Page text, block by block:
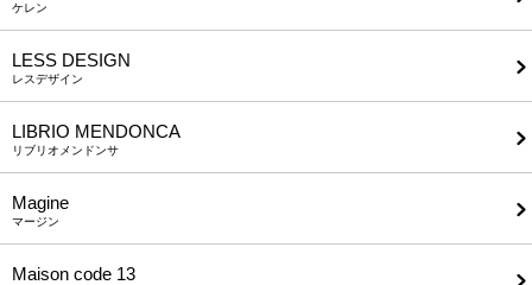
ケレン
LESS DESIGN
レスデザイン
LIBRIO MENDONCA
リブリオメンドンサ
Magine
マージン
Maison code 13